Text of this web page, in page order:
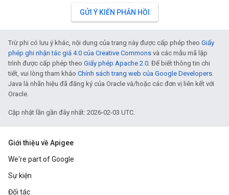
GỬI Ý KIẾN PHẢN HỒI
Trừ phi có lưu ý khác, nội dung của trang này được cấp phép theo Giấy
phép ghi nhận tác giả 4.0 của Creative Commons và các mẫu mã lập
trình được cấp phép theo Giấy phép Apache 2.0. Để biết thông tin chi
tiết, vui lòng tham khảo Chính sách trang web của Google Developers.
Java là nhãn hiệu đã đăng ký của Oracle và/hoặc các đơn vị liên kết với
Oracle.
Cập nhật lần gần đây nhất: 2026-02-03 UTC.
Giới thiệu về Apigee
We're part of Google
Sự kiện
Đối tác